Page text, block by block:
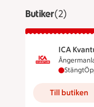
ButikerVisar 2
(2)
ICA
ICAStängt
Till butiken